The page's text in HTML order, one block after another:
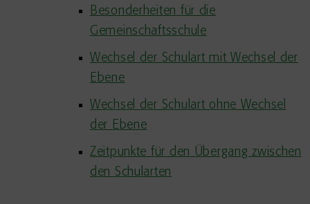
Besonderheiten für die
Gemeinschaftsschule
Wechsel der Schulart mit Wechsel der
Ebene
Wechsel der Schulart ohne Wechsel
der Ebene
Zeitpunkte für den Übergang zwischen
den Schularten